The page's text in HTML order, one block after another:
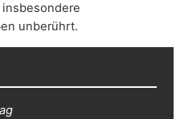
unberührt.